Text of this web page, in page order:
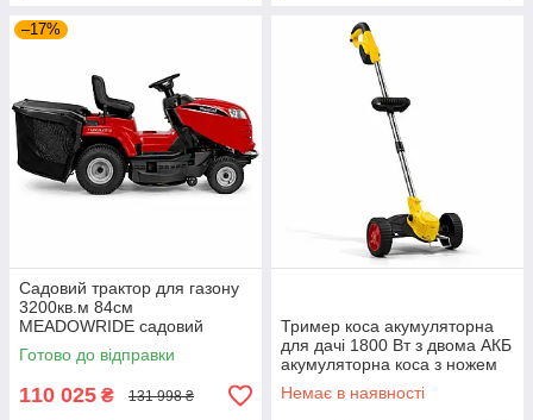
–17%
Садовий трактор для газону
3200кв.м 84см
MEADOWRIDE садовий
райдер для косіння трави
Готово до відправки
110 025 ₴ 131 998 ₴
Тример коса акумуляторна
для дачі 1800 Вт з двома АКБ
акумуляторна коса з ножем
електрокоса для трави
Немає в наявності